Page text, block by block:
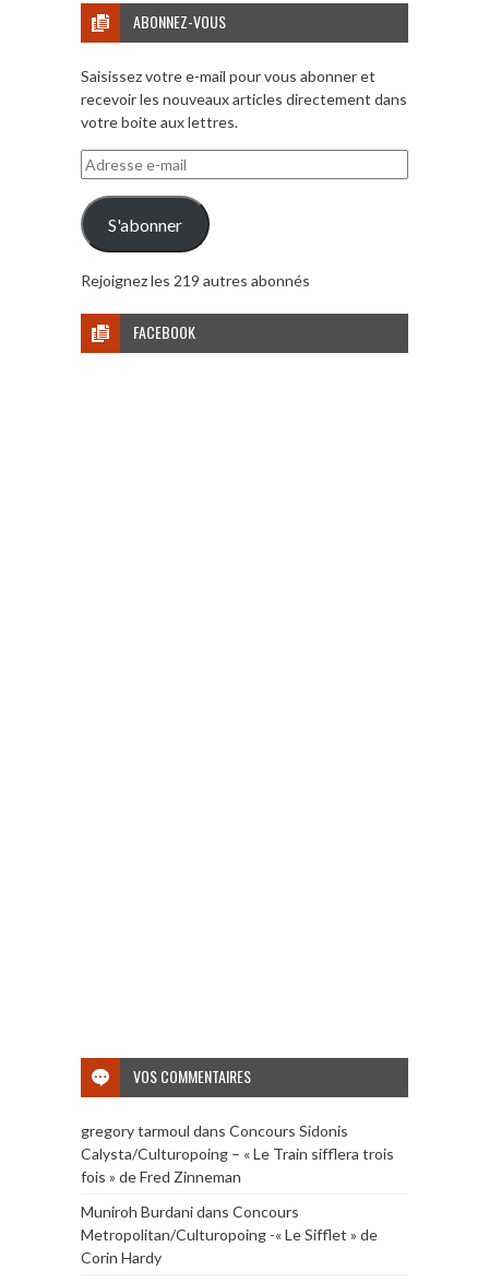
ABONNEZ-VOUS
Saisissez votre e-mail pour vous abonner et
recevoir les nouveaux articles directement dans
votre boite aux lettres.
Adresse
e-
mail
S'abonner
Rejoignez les 219 autres abonnés
FACEBOOK
VOS COMMENTAIRES
gregory tarmoul dans Concours Sidonis
Calysta/Culturopoing – « Le Train sifflera trois
fois » de Fred Zinneman
Muniroh Burdanidans Concours
Metropolitan/Culturopoing -« Le Sifflet » de
Corin Hardy